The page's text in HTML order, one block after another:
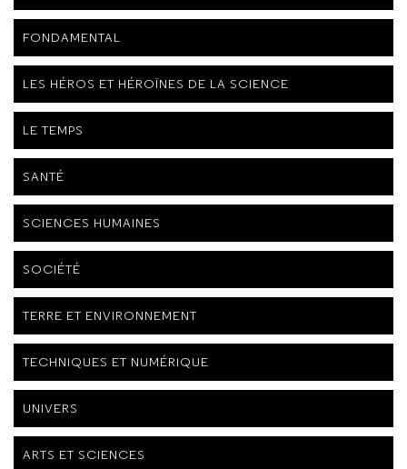
FONDAMENTAL
LES HÉROS ET HÉROÏNES DE LA SCIENCE
LE TEMPS
SANTÉ
SCIENCES HUMAINES
SOCIÉTÉ
TERRE ET ENVIRONNEMENT
TECHNIQUES ET NUMÉRIQUE
UNIVERS
ARTS ET SCIENCES